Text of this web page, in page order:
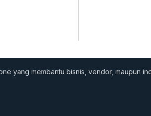
yang membantu bisnis, vendor, maupun